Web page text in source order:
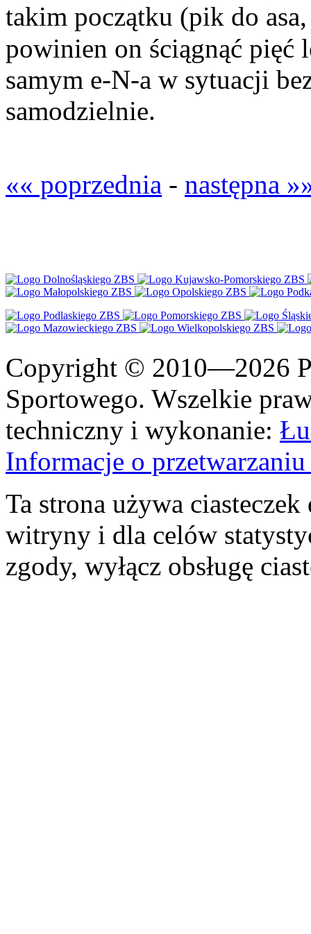
takim początku (pik do
powinien on ściągnąć pięć
samym e-N-a w sytuacji
samodzielnie.
«« poprzednia - następna
Copyright © 2010—2026
Sportowego. Wszelkie
techniczny i wykonanie:
Informacje o
Ta strona używa
witryny i dla celów
zgody, wyłącz obsługę